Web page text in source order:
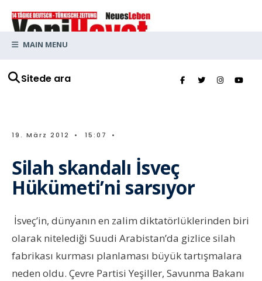
Sitede ara
MAIN MENU
19. März 2012 • 15:07 •
Silah skandalı İsveç
Hükümeti’ni sarsıyor
İsveç’in, dünyanın en zalim diktatörlüklerinden biri
olarak nitelediği Suudi Arabistan’da gizlice silah
fabrikası kurması planlaması büyük tartışmalara
neden oldu. Çevre Partisi Yeşiller, Savunma Bakanı